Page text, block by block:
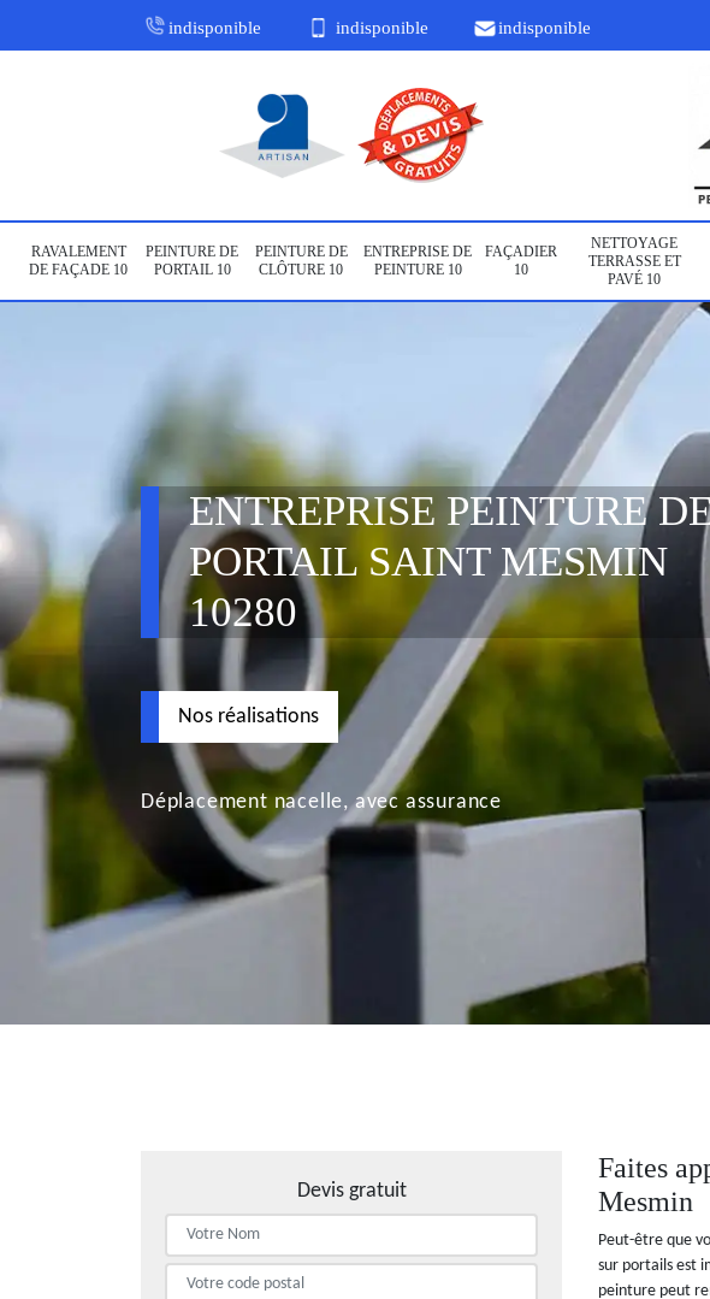
indisponible indisponible indisponible
RAVALEMENT
DE FAÇADE 10
PEINTURE DE
PORTAIL 10
PEINTURE DE
CLÔTURE 10
ENTREPRISE DE
PEINTURE 10
FAÇADIER
10
NETTOYAGE
TERRASSE ET
PAVÉ 10
ENTREPRISE PEINTURE
PORTAIL SAINT MESMIN
10280
Nos réalisations
Déplacement nacelle, avec assurance
Devis gratuit
Faites
Mesmin
Peut-être que
sur portails est
peinture peut